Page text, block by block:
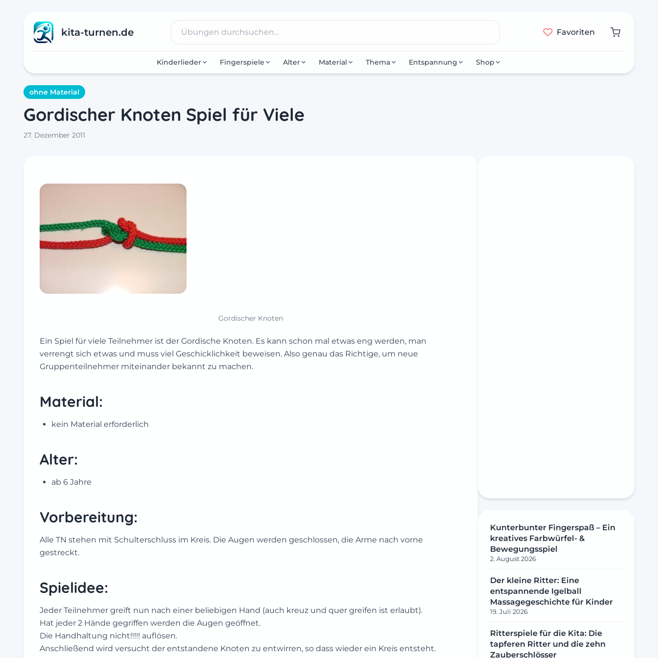
kita-turnen.de Favoriten
Kinderlieder Fingerspiele Alter Material Thema Entspannung Shop
ohne Material
Gordischer Knoten Spiel für Viele
27. Dezember 2011
Gordischer Knoten
Ein Spiel für viele Teilnehmer ist der Gordische Knoten. Es kann schon mal etwas eng werden, man
verrengt sich etwas und muss viel Geschicklichkeit beweisen. Also genau das Richtige, um neue
Gruppenteilnehmer miteinander bekannt zu machen.
Material:
kein Material erforderlich
Alter:
ab 6 Jahre
Vorbereitung:
Alle TN stehen mit Schulterschluss im Kreis. Die Augen werden geschlossen, die Arme nach vorne
gestreckt.
Spielidee:
Jeder Teilnehmer greift nun nach einer beliebigen Hand (auch kreuz und quer greifen ist erlaubt).
Hat jeder 2 Hände gegriffen werden die Augen geöffnet.
Die Handhaltung nicht!!!!! auflösen.
Anschließend wird versucht der entstandene Knoten zu entwirren, so dass wieder ein Kreis entsteht.
Kunterbunter Fingerspaß – Ein
kreatives Farbwürfel- &
Bewegungsspiel
2. August 2026
Der kleine Ritter: Eine
entspannende Igelball
Massagegeschichte für Kinder
19. Juli 2026
Ritterspiele für die Kita: Die
tapferen Ritter und die zehn
Zauberschlösser